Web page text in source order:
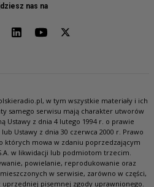
nas na
w tym wszystkie materiały i ich
samego serwisu mają charakter utworów
Ustawy z dnia 4 lutego 1994 r. o prawie
Ustawy z dnia 30 czerwca 2000 r. Prawo
których mowa w zdaniu poprzedzającym
w likwidacji lub podmiotom trzecim.
powielanie, reprodukowanie oraz
w serwisie, zarówno w części,
uprzedniej pisemnej zgody uprawnionego.